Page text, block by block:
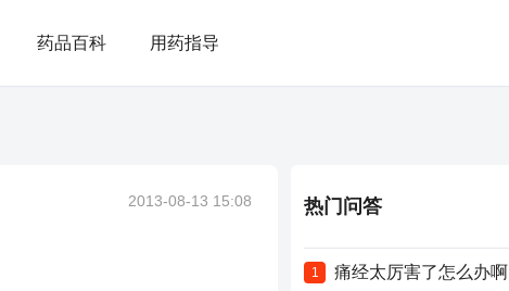
药品百科 用药指导
2013-08-13 15:08 热门问答
1 痛经太厉害了怎么办啊